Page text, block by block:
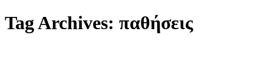
Tag Archives: παθήσεις